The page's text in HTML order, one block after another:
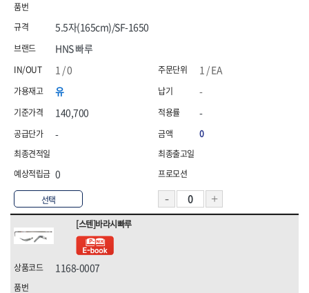
선택
HNS 빠루
1 / EA
유
140,700
-
0
5.5자(165cm)/SF-1650
1 / 0
-
-
0
[스텐]바라시빠루
1168-0007